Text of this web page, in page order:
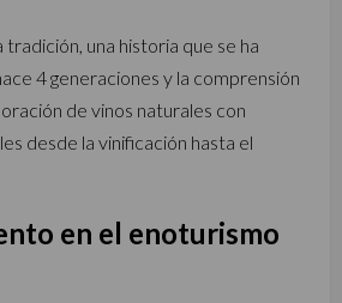
tradición, una historia que se ha
4 generaciones y la comprensión
de vinos naturales con
desde la vinificación hasta el
en el enoturismo